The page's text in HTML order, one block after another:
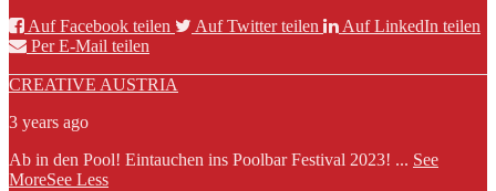
Auf Facebook teilen
Auf Twitter teilen
Auf LinkedIn teilen
Per E-Mail teilen
CREATIVE AUSTRIA
3 years ago
Ab in den Pool! Eintauchen ins Poolbar Festival 2023! ... See
MoreSee Less